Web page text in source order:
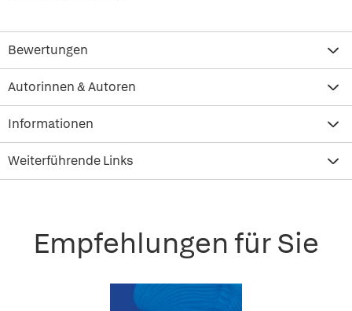
Bewertungen
Autorinnen & Autoren
Informationen
Weiterführende Links
Empfehlungen für Sie